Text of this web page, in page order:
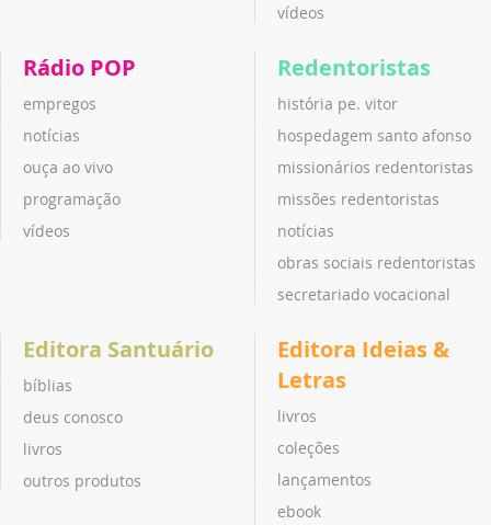
vídeos
Rádio POP
empregos
notícias
ouça ao vivo
programação
vídeos
Redentoristas
história pe. vitor
hospedagem santo afonso
missionários redentoristas
missões redentoristas
notícias
obras sociais redentoristas
secretariado vocacional
Editora Santuário
bíblias
deus conosco
livros
outros produtos
Editora Ideias &
Letras
livros
coleções
lançamentos
ebook